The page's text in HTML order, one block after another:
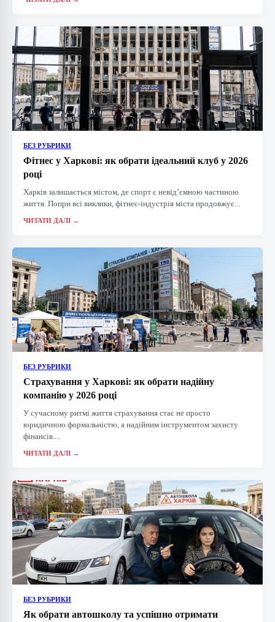
БЕЗ РУБРИКИ
Фітнес у Харкові: як обрати ідеальний клуб у 2026
році
Харків залишається містом, де спорт є невід’ємною частиною
життя. Попри всі виклики, фітнес-індустрія міста продовжує...
ЧИТАТИ ДАЛІ →
БЕЗ РУБРИКИ
Страхування у Харкові: як обрати надійну
компанію у 2026 році
У сучасному ритмі життя страхування стає не просто
юридичною формальністю, а надійним інструментом захисту
фінансів....
ЧИТАТИ ДАЛІ →
БЕЗ РУБРИКИ
Як обрати автошколу та успішно отримати